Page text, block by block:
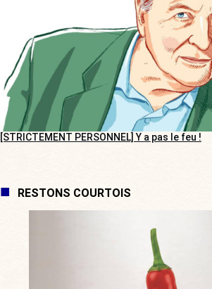
[STRICTEMENT PERSONNEL] Y a pas le feu !
RESTONS COURTOIS